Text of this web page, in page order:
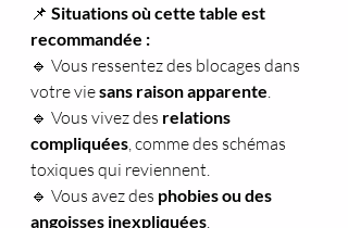
📌 Situations où cette table est
recommandée :
🔹 Vous ressentez des blocages dans
votre vie sans raison apparente
🔹 Vous vivez des relations
compliquées , comme des schémas
toxiques qui reviennent.
🔹 Vous avez des phobies ou des
angoisses inexpliquées